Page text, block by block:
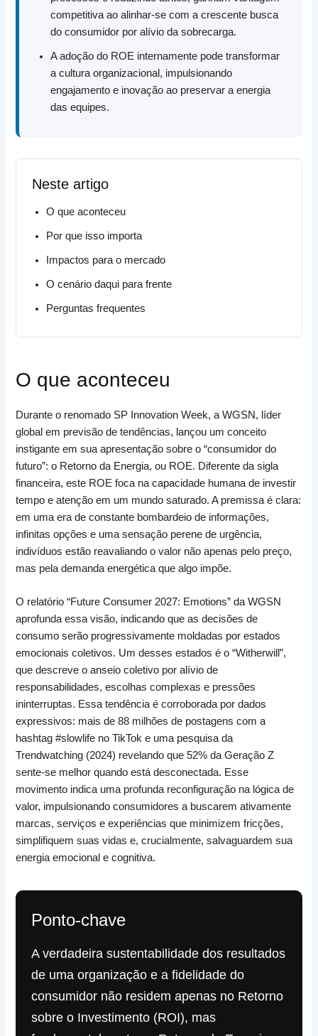
competitiva ao alinhar-se com a crescente busca
do consumidor por alívio da sobrecarga.
A adoção do ROE internamente pode transformar
a cultura organizacional, impulsionando
engajamento e inovação ao preservar a energia
das equipes.
Neste artigo
O que aconteceu
Por que isso importa
Impactos para o mercado
O cenário daqui para frente
Perguntas frequentes
O que aconteceu
Durante o renomado SP Innovation Week, a WGSN, líder
global em previsão de tendências, lançou um conceito
instigante em sua apresentação sobre o “consumidor do
futuro”: o Retorno da Energia, ou ROE. Diferente da sigla
financeira, este ROE foca na capacidade humana de investir
tempo e atenção em um mundo saturado. A premissa é clara:
em uma era de constante bombardeio de informações,
infinitas opções e uma sensação perene de urgência,
indivíduos estão reavaliando o valor não apenas pelo preço,
mas pela demanda energética que algo impõe.
O relatório “Future Consumer 2027: Emotions” da WGSN
aprofunda essa visão, indicando que as decisões de
consumo serão progressivamente moldadas por estados
emocionais coletivos. Um desses estados é o “Witherwill”,
que descreve o anseio coletivo por alívio de
responsabilidades, escolhas complexas e pressões
ininterruptas. Essa tendência é corroborada por dados
expressivos: mais de 88 milhões de postagens com a
hashtag #slowlife no TikTok e uma pesquisa da
Trendwatching (2024) revelando que 52% da Geração Z
sente-se melhor quando está desconectada. Esse
movimento indica uma profunda reconfiguração na lógica de
valor, impulsionando consumidores a buscarem ativamente
marcas, serviços e experiências que minimizem fricções,
simplifiquem suas vidas e, crucialmente, salvaguardem sua
energia emocional e cognitiva.
Ponto-chave
A verdadeira sustentabilidade dos resultados
de uma organização e a fidelidade do
consumidor não residem apenas no Retorno
sobre o Investimento (ROI), mas